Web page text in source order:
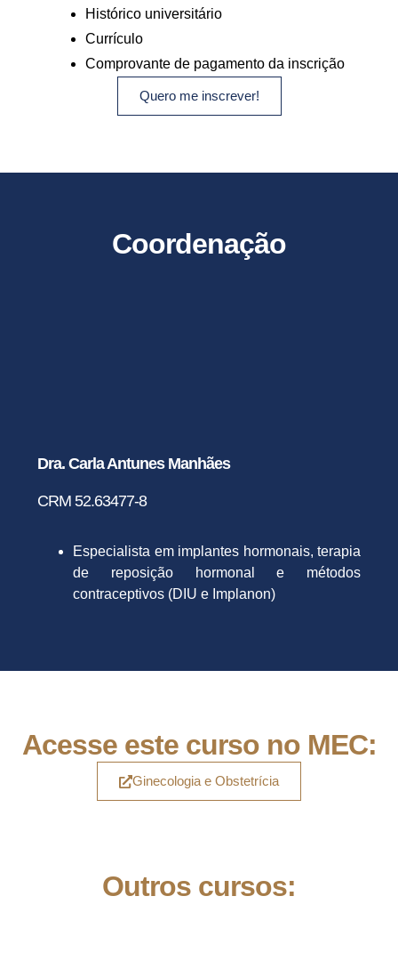
Histórico universitário
Currículo
Comprovante de pagamento da inscrição
Quero me inscrever!
Coordenação
Dra. Carla Antunes Manhães
CRM 52.63477-8
Especialista em implantes hormonais, terapia
de reposição hormonal e métodos
contraceptivos (DIU e Implanon)
Acesse este curso no MEC:
Ginecologia e Obstetrícia
Outros cursos: